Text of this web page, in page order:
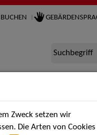
Suchbegriff
Termine Portfolio
Zweck setzen wir
Die Arten von Cookies